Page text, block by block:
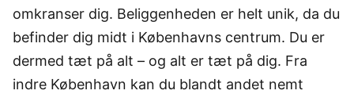
omkranser dig. Beliggenheden er helt unik, da du
befinder dig midt i Københavns centrum. Du er
dermed tæt på alt – og alt er tæt på dig. Fra
indre København kan du blandt andet nemt